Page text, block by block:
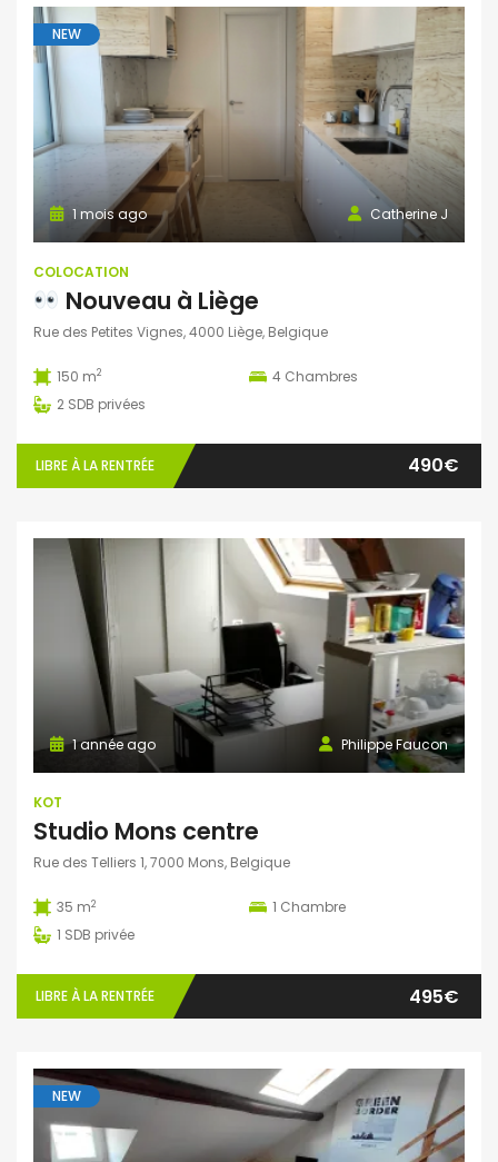
NEW
Catherine J
1 mois ago
COLOCATION
Nouveau à Liège
Rue des Petites Vignes, 4000 Liège, Belgique
150 m2 4 Chambres
2 SDB privées
LIBRE À LA RENTRÉE 490€
Philippe Faucon
1 année ago
KOT
Studio Mons centre
Rue des Telliers 1, 7000 Mons, Belgique
35 m2 1 Chambre
1 SDB privée
LIBRE À LA RENTRÉE 495€
NEW